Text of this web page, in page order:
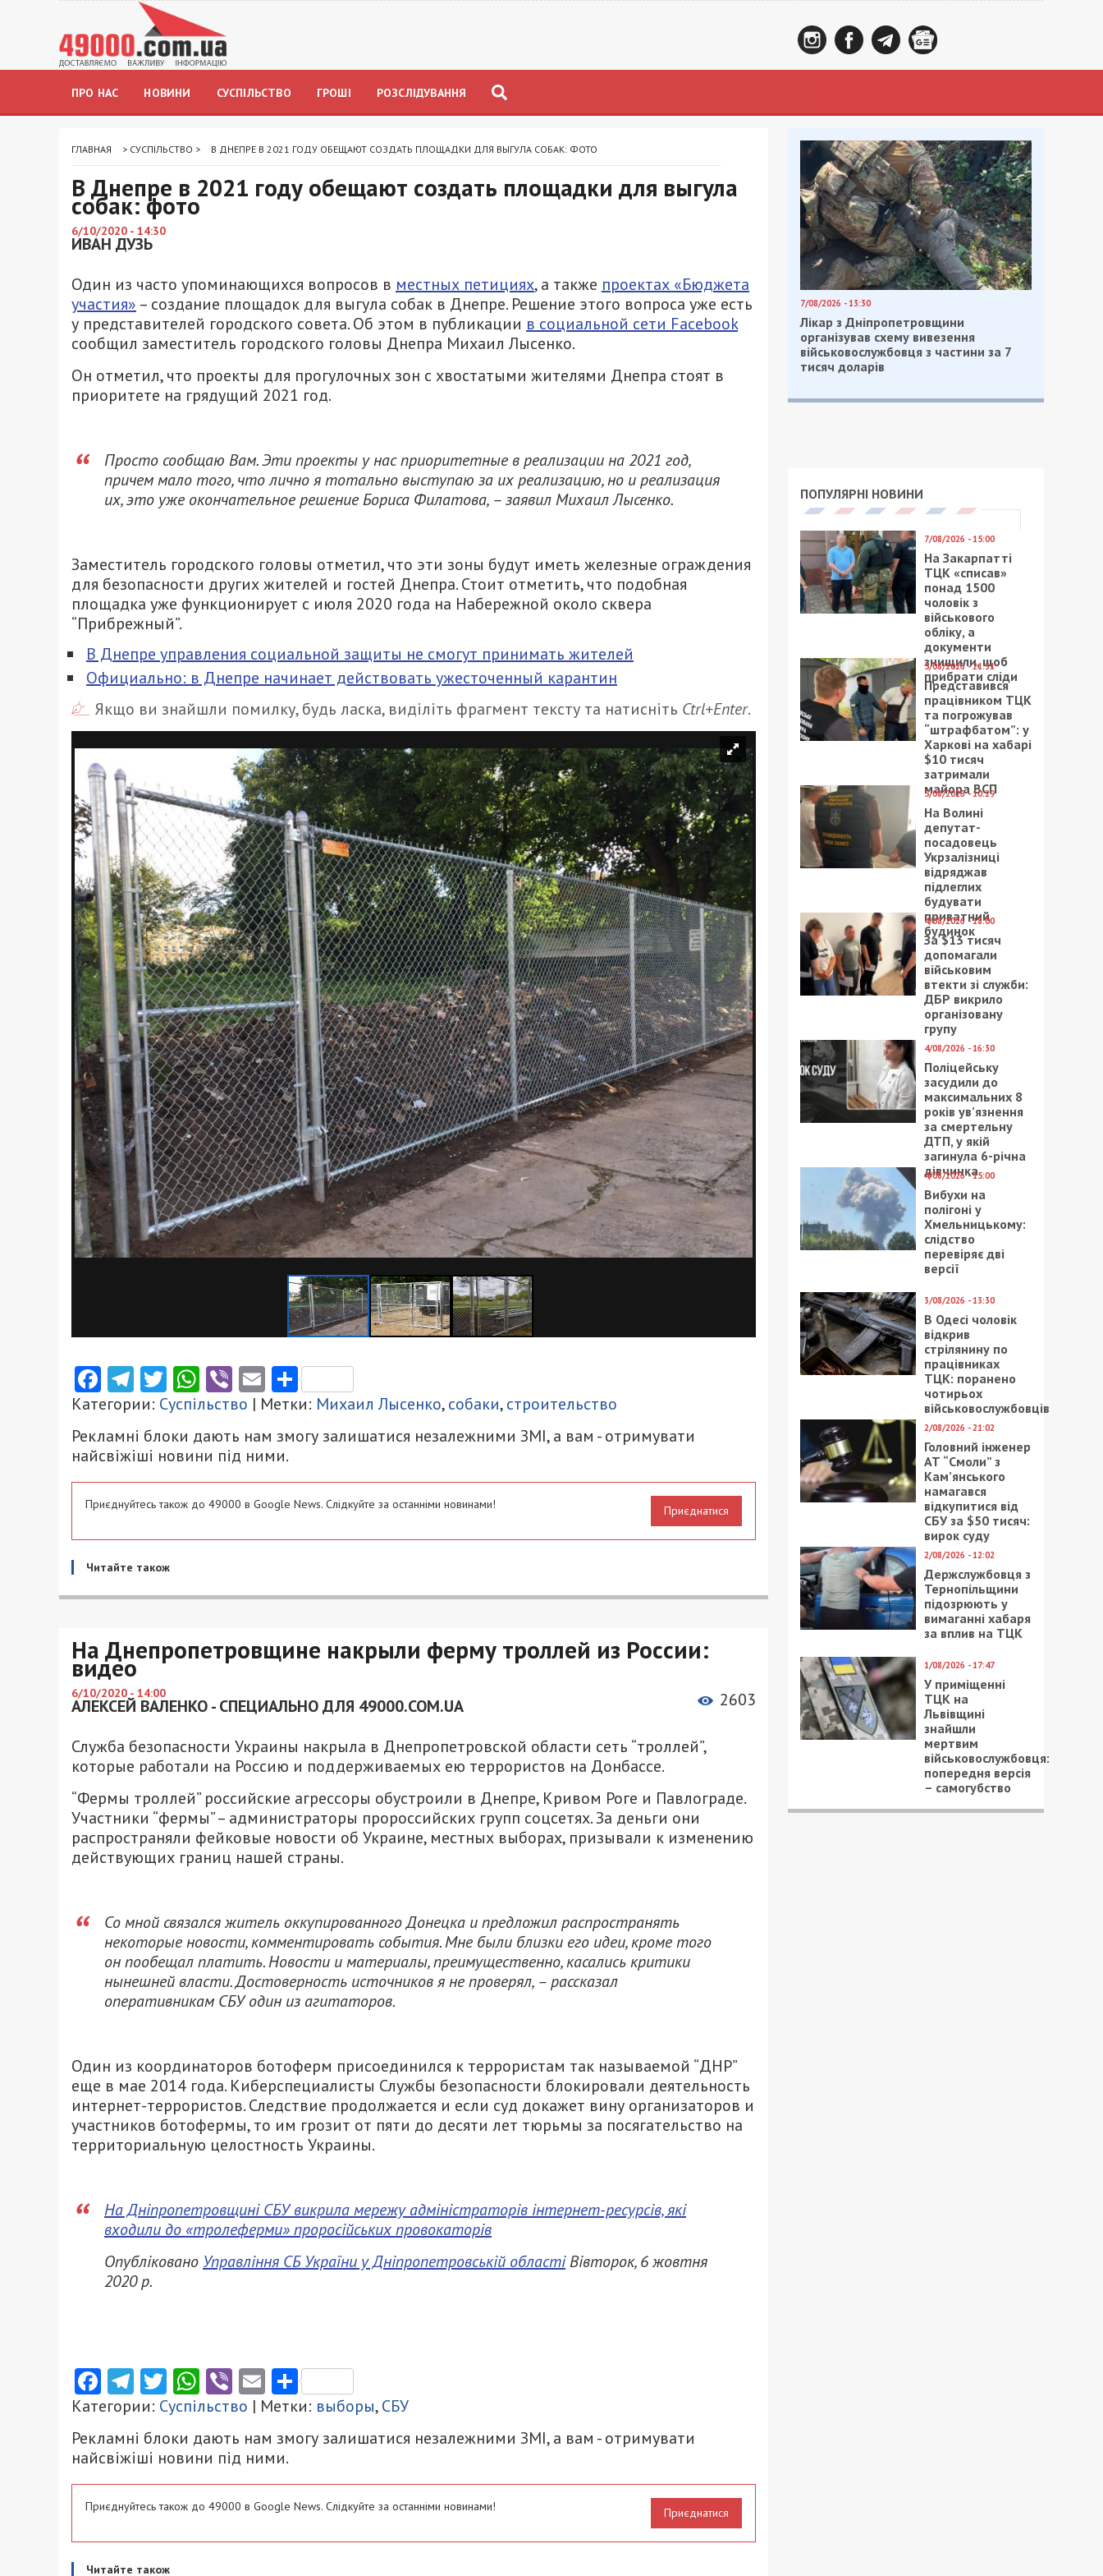
ПРО НАС НОВИНИ СУСПІЛЬСТВО ГРОШІ РОЗСЛІДУВАННЯ
ГЛАВНАЯ > СУСПІЛЬСТВО > В ДНЕПРЕ В 2021 ГОДУ ОБЕЩАЮТ СОЗДАТЬ ПЛОЩАДКИ ДЛЯ ВЫГУЛА СОБАК: ФОТО
В Днепре в 2021 году обещают создать площадки для выгула
собак: фото
6/10/2020 - 14:30
ИВАН ДУЗЬ
Один из часто упоминающихся вопросов в местных петициях, а также проектах «Бюджета
участия» – создание площадок для выгула собак в Днепре. Решение этого вопроса уже есть
у представителей городского совета. Об этом в публикации в социальной сети Facebook
сообщил заместитель городского головы Днепра Михаил Лысенко.
Он отметил, что проекты для прогулочных зон с хвостатыми жителями Днепра стоят в
приоритете на грядущий 2021 год.
Просто сообщаю Вам. Эти проекты у нас приоритетные в реализации на 2021 год,
причем мало того, что лично я тотально выступаю за их реализацию, но и реализация
их, это уже окончательное решение Бориса Филатова, – заявил Михаил Лысенко.
Заместитель городского головы отметил, что эти зоны будут иметь железные ограждения
для безопасности других жителей и гостей Днепра. Стоит отметить, что подобная
площадка уже функционирует с июля 2020 года на Набережной около сквера
“Прибрежный”.
В Днепре управления социальной защиты не смогут принимать жителей
Официально: в Днепре начинает действовать ужесточенный карантин
Якщо ви знайшли помилку, будь ласка, виділіть фрагмент тексту та натисніть Ctrl+Enter.
Facebook
Telegram
Twitter
WhatsApp
ViberEmailПоділитися
Категории: Суспільство | Метки: Михаил Лысенко,собаки,строительство
Рекламні блоки дають нам змогу залишатися незалежними ЗМІ, а вам - отримувати
найсвіжіші новини під ними.
Приєднуйтесь також до 49000 в Google News. Слідкуйте за останніми новинами! Приєднатися
Читайте також
На Днепропетровщине накрыли ферму троллей из России:
видео
6/10/2020 - 14:00
АЛЕКСЕЙ ВАЛЕНКО - СПЕЦИАЛЬНО ДЛЯ 49000.COM.UA 2603
Служба безопасности Украины накрыла в Днепропетровской области сеть “троллей”,
которые работали на Россию и поддерживаемых ею террористов на Донбассе.
“Фермы троллей” российские агрессоры обустроили в Днепре, Кривом Роге и Павлограде.
Участники “фермы” – администраторы пророссийских групп соцсетях. За деньги они
распространяли фейковые новости об Украине, местных выборах, призывали к изменению
действующих границ нашей страны.
Со мной связался житель оккупированного Донецка и предложил распространять
некоторые новости, комментировать события. Мне были близки его идеи, кроме того
он пообещал платить. Новости и материалы, преимущественно, касались критики
нынешней власти. Достоверность источников я не проверял, – рассказал
оперативникам СБУ один из агитаторов.
Один из координаторов ботоферм присоединился к террористам так называемой “ДНР”
еще в мае 2014 года. Киберспециалисты Службы безопасности блокировали деятельность
интернет-террористов. Следствие продолжается и если суд докажет вину организаторов и
участников ботофермы, то им грозит от пяти до десяти лет тюрьмы за посягательство на
территориальную целостность Украины.
На Дніпропетровщині СБУ викрила мережу адміністраторів інтернет-ресурсів, які
входили до «тролеферми» проросійських провокаторів
Опубліковано Управління СБ України у Дніпропетровській областіВівторок, 6 жовтня
2020 р.
Facebook
Telegram
Twitter
WhatsApp
ViberEmailПоділитися
Категории: Суспільство | Метки: выборы,СБУ
Рекламні блоки дають нам змогу залишатися незалежними ЗМІ, а вам - отримувати
найсвіжіші новини під ними.
Приєднуйтесь також до 49000 в Google News. Слідкуйте за останніми новинами! Приєднатися
Читайте також
7/08/2026 - 13:30
Лікар з Дніпропетровщини
організував схему вивезення
військовослужбовця з частини за 7
тисяч доларів
ПОПУЛЯРНІ НОВИНИ
7/08/2026 - 15:00
На Закарпатті
ТЦК «списав»
понад 1500
чоловік з
військового
обліку, а
документи
знищили, щоб
прибрати сліди
5/08/2026 - 21:31
Представився
працівником ТЦК
та погрожував
“штрафбатом”: у
Харкові на хабарі
$10 тисяч
затримали
майора ВСП
5/08/2026 - 10:29
На Волині
депутат-
посадовець
Укрзалізниці
відряджав
підлеглих
будувати
приватний
будинок
4/08/2026 - 18:00
За $13 тисяч
допомагали
військовим
втекти зі служби:
ДБР викрило
організовану
групу
4/08/2026 - 16:30
Поліцейську
засудили до
максимальних 8
років ув’язнення
за смертельну
ДТП, у якій
загинула 6-річна
дівчинка
4/08/2026 - 15:00
Вибухи на
полігоні у
Хмельницькому:
слідство
перевіряє дві
версії
3/08/2026 - 13:30
В Одесі чоловік
відкрив
стрілянину по
працівниках
ТЦК: поранено
чотирьох
військовослужбовців
2/08/2026 - 21:02
Головний інженер
АТ “Смоли” з
Кам’янського
намагався
відкупитися від
СБУ за $50 тисяч:
вирок суду
2/08/2026 - 12:02
Держслужбовця з
Тернопільщини
підозрюють у
вимаганні хабаря
за вплив на ТЦК
1/08/2026 - 17:47
У приміщенні
ТЦК на
Львівщині
знайшли
мертвим
військовослужбовця:
попередня версія
– самогубство